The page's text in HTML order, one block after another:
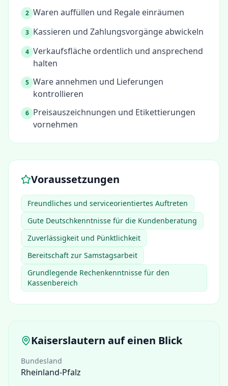
2 Waren auffüllen und Regale einräumen
3 Kassieren und Zahlungsvorgänge abwickeln
4 Verkaufsfläche ordentlich und ansprechend
halten
5 Ware annehmen und Lieferungen
kontrollieren
6 Preisauszeichnungen und Etikettierungen
vornehmen
Voraussetzungen
Freundliches und serviceorientiertes Auftreten
Gute Deutschkenntnisse für die Kundenberatung
Zuverlässigkeit und Pünktlichkeit
Bereitschaft zur Samstagsarbeit
Grundlegende Rechenkenntnisse für den
Kassenbereich
Kaiserslautern auf einen Blick
Bundesland
Rheinland-Pfalz